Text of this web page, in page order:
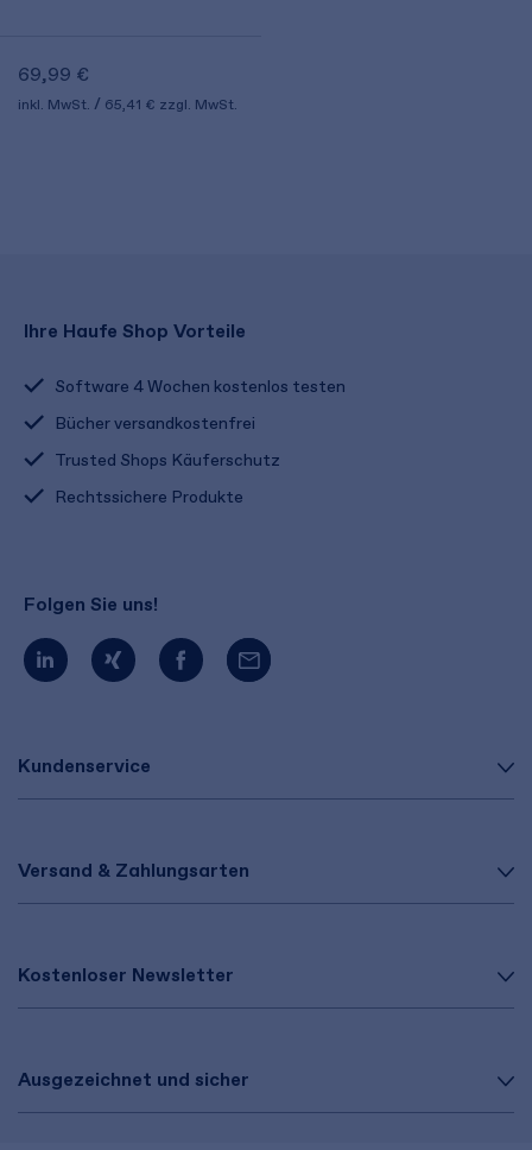
69,99 €
inkl. MwSt. 65,41 € zzgl. MwSt.
Kundenservice
Versand & Zahlungsarten
Kostenloser Newsletter
Ausgezeichnet und sicher
Ihre Haufe Shop Vorteile
Software 4 Wochen kostenlos testen
Bücher versandkostenfrei
Trusted Shops Käuferschutz
Rechtssichere Produkte
Folgen Sie uns!